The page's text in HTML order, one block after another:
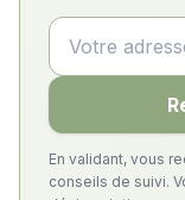
En validant, vous
conseils de suivi.